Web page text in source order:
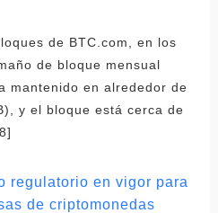
de BTC.com, en los
de bloque mensual
mantenido en alrededor de
y el bloque está cerca de
regulatorio en vigor para
de criptomonedas